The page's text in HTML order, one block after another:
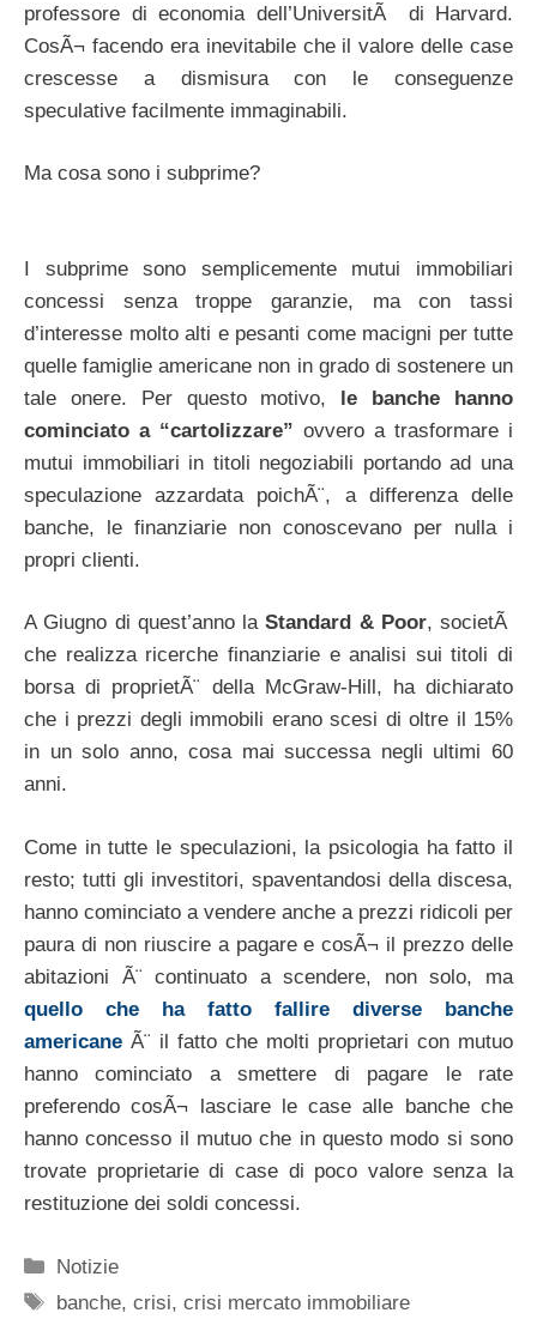
professore di economia dell’UniversitÃ di Harvard.
CosÃ¬ facendo era inevitabile che il valore delle case
crescesse a dismisura con le conseguenze
speculative facilmente immaginabili.
Ma cosa sono i subprime?
I subprime sono semplicemente mutui immobiliari
concessi senza troppe garanzie, ma con tassi
d’interesse molto alti e pesanti come macigni per tutte
quelle famiglie americane non in grado di sostenere un
tale onere. Per questo motivo, le banche hanno
cominciato a “cartolizzare” ovvero a trasformare i
mutui immobiliari in titoli negoziabili portando ad una
speculazione azzardata poichÃ¨, a differenza delle
banche, le finanziarie non conoscevano per nulla i
propri clienti.
A Giugno di quest’anno laStandard & Poor, societÃ
che realizza ricerche finanziarie e analisi sui titoli di
borsa di proprietÃ¨ della McGraw-Hill, ha dichiarato
che i prezzi degli immobili erano scesi di oltre il 15%
in un solo anno, cosa mai successa negli ultimi 60
anni.
Come in tutte le speculazioni, la psicologia ha fatto il
resto; tutti gli investitori, spaventandosi della discesa,
hanno cominciato a vendere anche a prezzi ridicoli per
paura di non riuscire a pagare e cosÃ¬ il prezzo delle
abitazioni Ã¨ continuato a scendere, non solo, ma
quello che ha fatto fallire diverse banche
americane Ã¨ il fatto che molti proprietari con mutuo
hanno cominciato a smettere di pagare le rate
preferendo cosÃ¬ lasciare le case alle banche che
hanno concesso il mutuo che in questo modo si sono
trovate proprietarie di case di poco valore senza la
restituzione dei soldi concessi.
Categorie
Notizie
Tag
banche,crisi,crisi mercato immobiliare